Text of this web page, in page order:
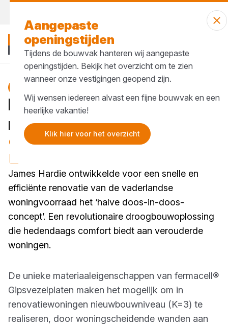
Halve-Doos-In-Doos voor
renovatieprojecten
1 minuut lezen
James Hardie ontwikkelde voor een snelle en
efficiënte renovatie van de vaderlandse
woningvoorraad het ‘halve doos-in-doos-
concept’. Een revolutionaire droogbouwoplossing
die hedendaags comfort biedt aan verouderde
woningen.
De unieke materiaaleigenschappen van fermacell®
Gipsvezelplaten maken het mogelijk om in
renovatiewoningen nieuwbouwniveau (K=3) te
realiseren, door woningscheidende wanden aan
Aangepaste
openingstijden
Tijdens de bouwvak hanteren wij aangepaste
openingstijden. Bekijk het overzicht om te zien
wanneer onze vestigingen geopend zijn.
Wij wensen iedereen alvast een fijne bouwvak en een
heerlijke vakantie!
Klik hier voor het overzicht